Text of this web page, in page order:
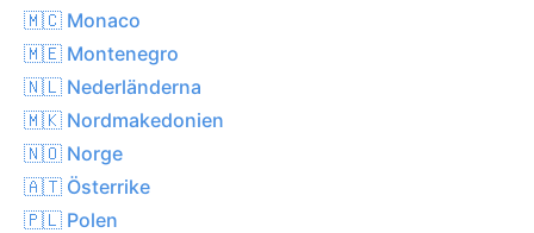
🇲🇨 Monaco
🇲🇪 Montenegro
🇳🇱 Nederländerna
🇲🇰 Nordmakedonien
🇳🇴 Norge
🇦🇹 Österrike
🇵🇱 Polen